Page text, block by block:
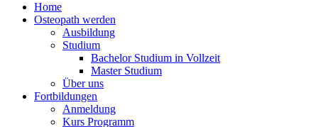
Home
Osteopath werden
Ausbildung
Studium
Bachelor Studium in Vollzeit
Master Studium
Über uns
Fortbildungen
Anmeldung
Kurs Programm